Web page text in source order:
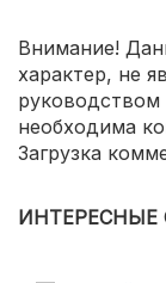
Внимание!
характер, не
руководством
необходима
Загрузка
ИНТЕРЕСНЫЕ